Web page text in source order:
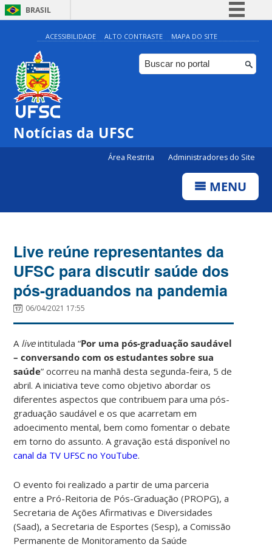
BRASIL
Simplifique!
Comunica BR
Participe
ACESSIBILIDADE ALTO CONTRASTE MAPA DO SITE
Notícias da UFSC
Área Restrita Administradores do Site
MENU
Live reúne representantes da
UFSC para discutir saúde dos
pós-graduandos na pandemia
06/04/2021 17:55
A liveintitulada “Por uma pós-graduação saudável
– conversando com os estudantes sobre sua
saúde” ocorreu na manhã desta segunda-feira, 5 de
abril. A iniciativa teve como objetivo abordar os
diferentes aspectos que contribuem para uma pós-
graduação saudável e os que acarretam em
adoecimento mental, bem como fomentar o debate
em torno do assunto. A gravação está disponível no
canal da TV UFSC no YouTube.
O evento foi realizado a partir deuma parceria
entre a Pró-Reitoria de Pós-Graduação (PROPG), a
Secretaria de Ações Afirmativas e Diversidades
(Saad), a Secretaria de Esportes (Sesp), a Comissão
Permanente de Monitoramento da Saúde